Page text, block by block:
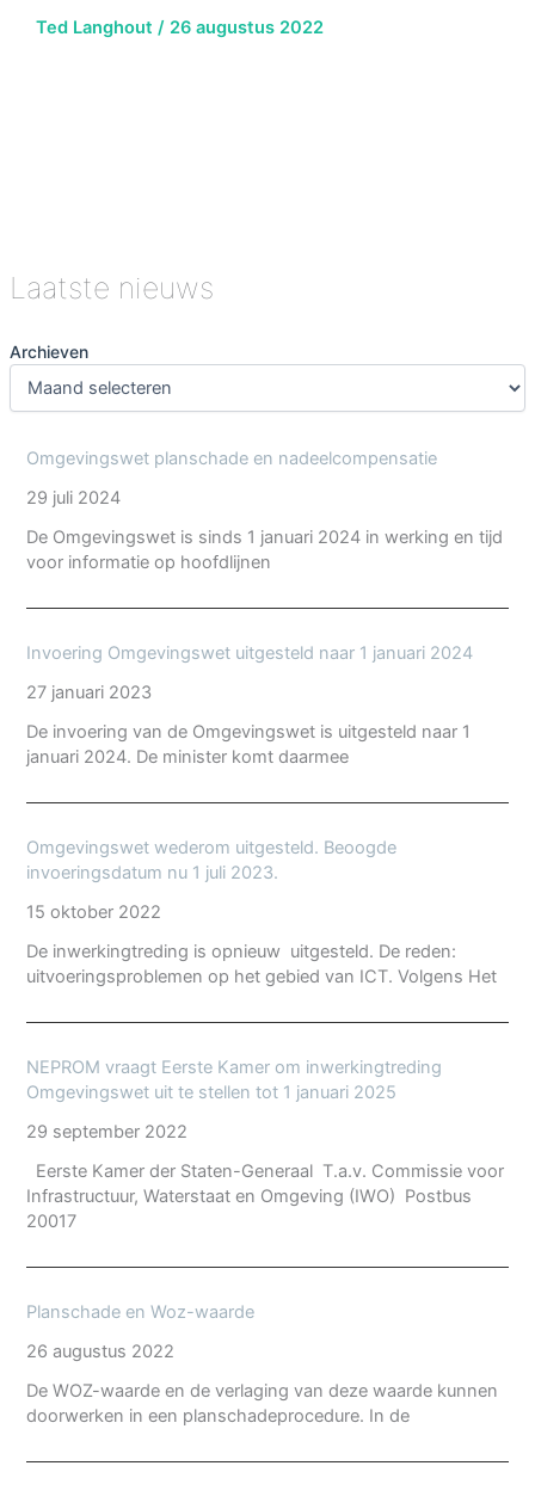
en
Ted Langhout / 26 augustus 2022
Laatste nieuws
Archieven
Omgevingswet planschade en nadeelcompensatie
29 juli 2024
De Omgevingswet is sinds 1 januari 2024 in werking en tijd
voor informatie op hoofdlijnen
Invoering Omgevingswet uitgesteld naar 1 januari 2024
27 januari 2023
De invoering van de Omgevingswet is uitgesteld naar 1
januari 2024. De minister komt daarmee
Omgevingswet wederom uitgesteld. Beoogde
invoeringsdatum nu 1 juli 2023.
15 oktober 2022
De inwerkingtreding is opnieuw uitgesteld. De reden:
uitvoeringsproblemen op het gebied van ICT. Volgens Het
NEPROM vraagt Eerste Kamer om inwerkingtreding
Omgevingswet uit te stellen tot 1 januari 2025
29 september 2022
Eerste Kamer der Staten-Generaal T.a.v. Commissie voor
Infrastructuur, Waterstaat en Omgeving (IWO) Postbus
20017
Planschade en Woz-waarde
26 augustus 2022
De WOZ-waarde en de verlaging van deze waarde kunnen
doorwerken in een planschadeprocedure. In de